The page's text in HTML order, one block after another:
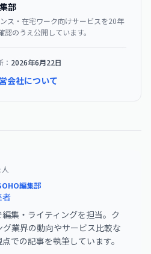
部
ス・在宅ワーク向けサービスを20年
のうえ公開しています。
2026年6月22日
会社について
編集部
者
集・ライティングを担当。ク
業界の動向やサービス比較な
での記事を執筆しています。